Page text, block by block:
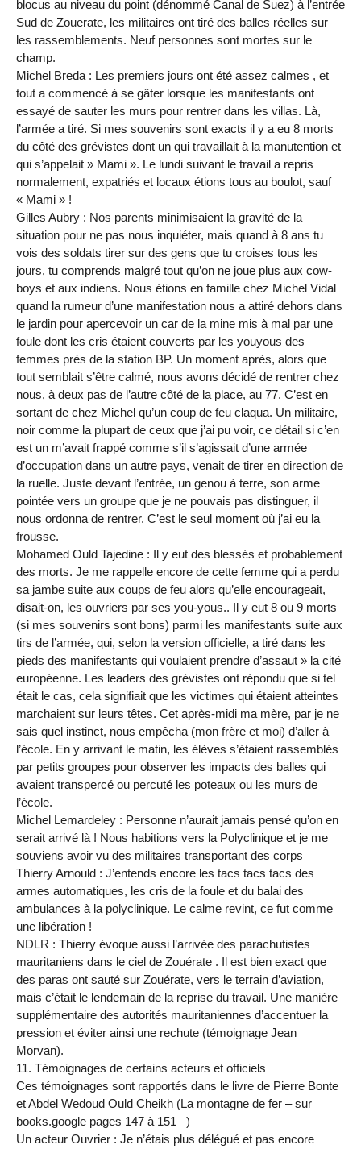
blocus au niveau du point (dénommé Canal de Suez) à l’entrée
Sud de Zouerate, les militaires ont tiré des balles réelles sur
les rassemblements. Neuf personnes sont mortes sur le
champ.
Michel Breda : Les premiers jours ont été assez calmes , et
tout a commencé à se gâter lorsque les manifestants ont
essayé de sauter les murs pour rentrer dans les villas. Là,
l’armée a tiré. Si mes souvenirs sont exacts il y a eu 8 morts
du côté des grévistes dont un qui travaillait à la manutention et
qui s’appelait » Mami ». Le lundi suivant le travail a repris
normalement, expatriés et locaux étions tous au boulot, sauf
« Mami » !
Gilles Aubry : Nos parents minimisaient la gravité de la
situation pour ne pas nous inquiéter, mais quand à 8 ans tu
vois des soldats tirer sur des gens que tu croises tous les
jours, tu comprends malgré tout qu’on ne joue plus aux cow-
boys et aux indiens. Nous étions en famille chez Michel Vidal
quand la rumeur d’une manifestation nous a attiré dehors dans
le jardin pour apercevoir un car de la mine mis à mal par une
foule dont les cris étaient couverts par les youyous des
femmes près de la station BP. Un moment après, alors que
tout semblait s’être calmé, nous avons décidé de rentrer chez
nous, à deux pas de l’autre côté de la place, au 77. C’est en
sortant de chez Michel qu’un coup de feu claqua. Un militaire,
noir comme la plupart de ceux que j’ai pu voir, ce détail si c’en
est un m’avait frappé comme s’il s’agissait d’une armée
d’occupation dans un autre pays, venait de tirer en direction de
la ruelle. Juste devant l’entrée, un genou à terre, son arme
pointée vers un groupe que je ne pouvais pas distinguer, il
nous ordonna de rentrer. C’est le seul moment où j’ai eu la
frousse.
Mohamed Ould Tajedine : Il y eut des blessés et probablement
des morts. Je me rappelle encore de cette femme qui a perdu
sa jambe suite aux coups de feu alors qu’elle encourageait,
disait-on, les ouvriers par ses you-yous.. Il y eut 8 ou 9 morts
(si mes souvenirs sont bons) parmi les manifestants suite aux
tirs de l’armée, qui, selon la version officielle, a tiré dans les
pieds des manifestants qui voulaient prendre d’assaut » la cité
européenne. Les leaders des grévistes ont répondu que si tel
était le cas, cela signifiait que les victimes qui étaient atteintes
marchaient sur leurs têtes. Cet après-midi ma mère, par je ne
sais quel instinct, nous empêcha (mon frère et moi) d’aller à
l’école. En y arrivant le matin, les élèves s’étaient rassemblés
par petits groupes pour observer les impacts des balles qui
avaient transpercé ou percuté les poteaux ou les murs de
l’école.
Michel Lemardeley : Personne n’aurait jamais pensé qu’on en
serait arrivé là ! Nous habitions vers la Polyclinique et je me
souviens avoir vu des militaires transportant des corps
Thierry Arnould : J’entends encore les tacs tacs tacs des
armes automatiques, les cris de la foule et du balai des
ambulances à la polyclinique. Le calme revint, ce fut comme
une libération !
NDLR : Thierry évoque aussi l’arrivée des parachutistes
mauritaniens dans le ciel de Zouérate . Il est bien exact que
des paras ont sauté sur Zouérate, vers le terrain d’aviation,
mais c’était le lendemain de la reprise du travail. Une manière
supplémentaire des autorités mauritaniennes d’accentuer la
pression et éviter ainsi une rechute (témoignage Jean
Morvan).
11. Témoignages de certains acteurs et officiels
Ces témoignages sont rapportés dans le livre de Pierre Bonte
et Abdel Wedoud Ould Cheikh (La montagne de fer – sur
books.google pages 147 à 151 –)
Un acteur Ouvrier : Je n’étais plus délégué et pas encore